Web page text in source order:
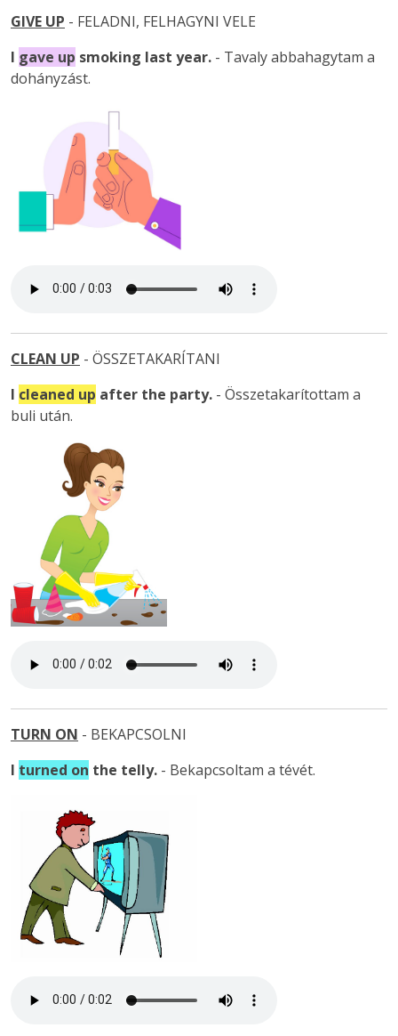
GIVE UP - FELADNI, FELHAGYNI VELE
I gave up smoking last year. - Tavaly abbahagytam a
dohányzást.
CLEAN UP - ÖSSZETAKARÍTANI
I cleaned up after the party. - Összetakarítottam a
buli után.
TURN ON - BEKAPCSOLNI
I turned on the telly. - Bekapcsoltam a tévét.